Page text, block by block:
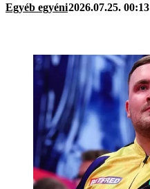
Egyéb egyéni2026.07.25. 00:13